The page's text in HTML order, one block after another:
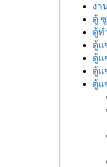
งา
ตู้
ตู้ท
ตู้แ
ตู้แ
ตู้แ
ตู้แ